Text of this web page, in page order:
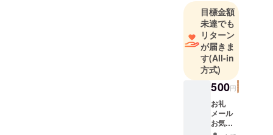
目標金額
未達でも
リターン
が届きま
す(All-in
方式)
500円
お礼
メール
お気持
ちだけ